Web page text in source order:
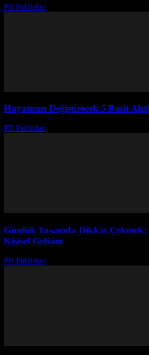
PR Publisher-
Hayatınızı Değiştirecek 5 Basit
PR Publisher-
Günlük Yaşamda Dikkat Çekmek:
Kişisel Gelişim
PR Publisher-